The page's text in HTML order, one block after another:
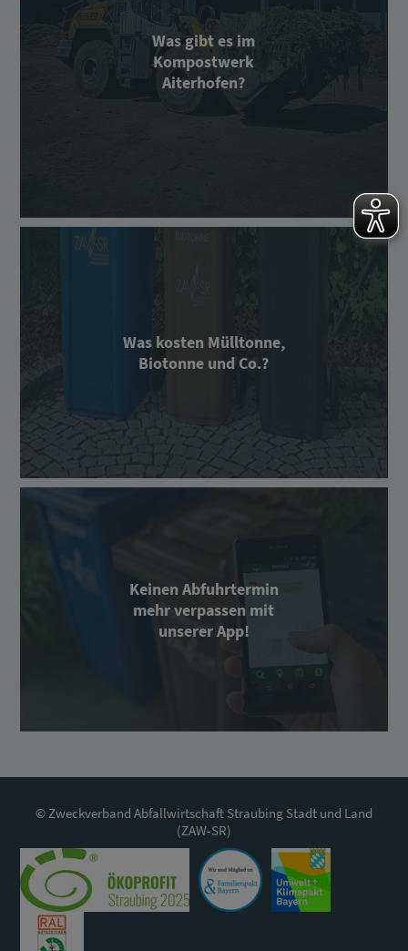
Was gibt es im
Kompostwerk
Aiterhofen?
Was kosten Mülltonne,
Biotonne und Co.?
Keinen Abfuhrtermin
mehr verpassen mit
unserer App!
© Zweckverband Abfallwirtschaft Straubing Stadt und Land
(ZAW-SR)